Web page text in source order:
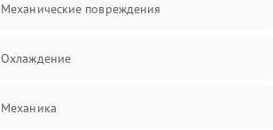
Механические повреждения
Охлаждение
Механика